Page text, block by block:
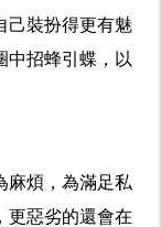
己裝扮得更有魅
中招蜂引蝶，以
麻煩，為滿足私
更惡劣的還會在